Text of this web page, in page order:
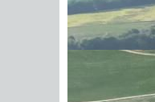
Seite drucken